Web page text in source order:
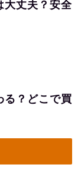
大丈夫？安全
る？どこで買